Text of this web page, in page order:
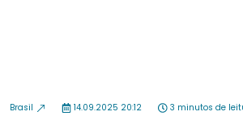
Brasil 14.09.2025 20:12 3 minutos de